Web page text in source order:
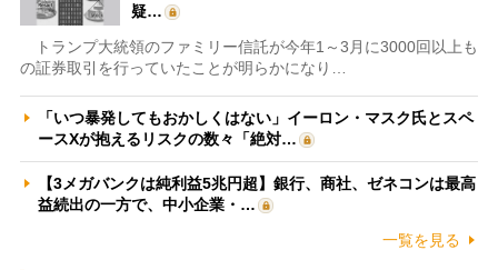
疑…
トランプ大統領のファミリー信託が今年1～3月に3000回以上も
の証券取引を行っていたことが明らかになり…
「いつ暴発してもおかしくはない」イーロン・マスク氏とスペ
ースXが抱えるリスクの数々「絶対…
【3メガバンクは純利益5兆円超】銀行、商社、ゼネコンは最高
益続出の一方で、中小企業・…
一覧を見る